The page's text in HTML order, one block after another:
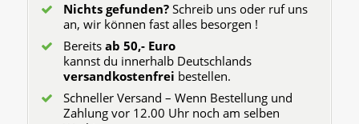
Nichts gefunden?Schreib uns oder ruf uns
an, wir können fast alles besorgen !
Bereits ab 50,- Euro
kannst du innerhalb Deutschlands
versandkostenfrei bestellen.
Schneller Versand – Wenn Bestellung und
Zahlung vor 12.00 Uhr noch am selben